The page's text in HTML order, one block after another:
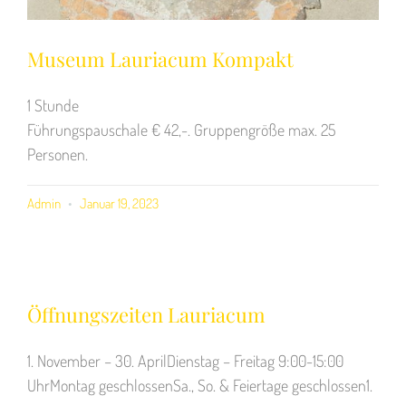
Museum Lauriacum Kompakt
1 Stunde
Führungspauschale € 42,-. Gruppengröße max. 25
Personen.
Admin Januar 19, 2023
Öffnungszeiten Lauriacum
1. November – 30. AprilDienstag – Freitag 9:00-15:00
UhrMontag geschlossenSa., So. & Feiertage geschlossen1.